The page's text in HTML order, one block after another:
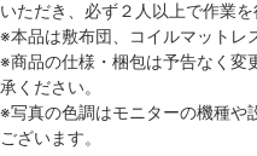
いただき、必ず２人以上で作業を
※本品は敷布団、コイルマットレ
※商品の仕様・梱包は予告なく変
承ください。
※写真の色調はモニターの機種や
ございます。